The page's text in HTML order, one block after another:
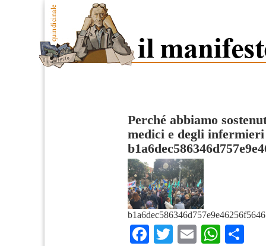
Perché abbiamo
medici e degli infermieri
Facebook
TwitterEmail